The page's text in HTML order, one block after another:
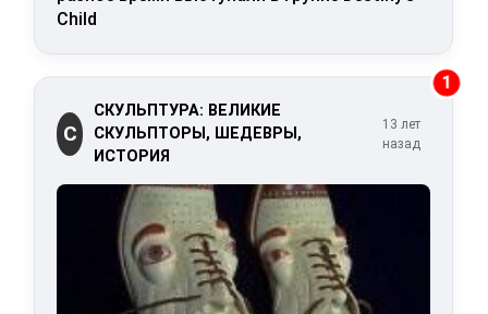
Child
1
С
СКУЛЬПТУРА: ВЕЛИКИЕ
СКУЛЬПТОРЫ, ШЕДЕВРЫ,
ИСТОРИЯ
13 лет
назад